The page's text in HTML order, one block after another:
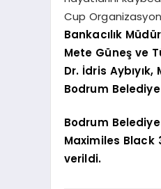
Cup
Bankacılık
Mete Güneş ve
Dr. İdris
Bodrum
Bodrum
Maximiles Black
verildi.